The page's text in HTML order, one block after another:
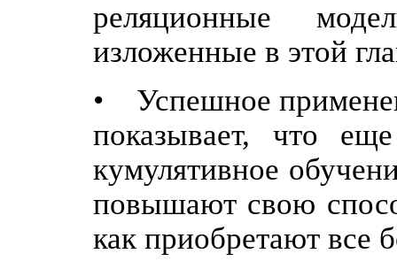
реляционные
изложенные в этой
• Успешное
показывает, что
кумулятивное
повышают свою
как приобретают все